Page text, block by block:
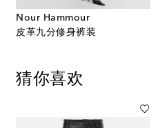
Nour Hammour
皮革九分修身裤装
猜你喜欢